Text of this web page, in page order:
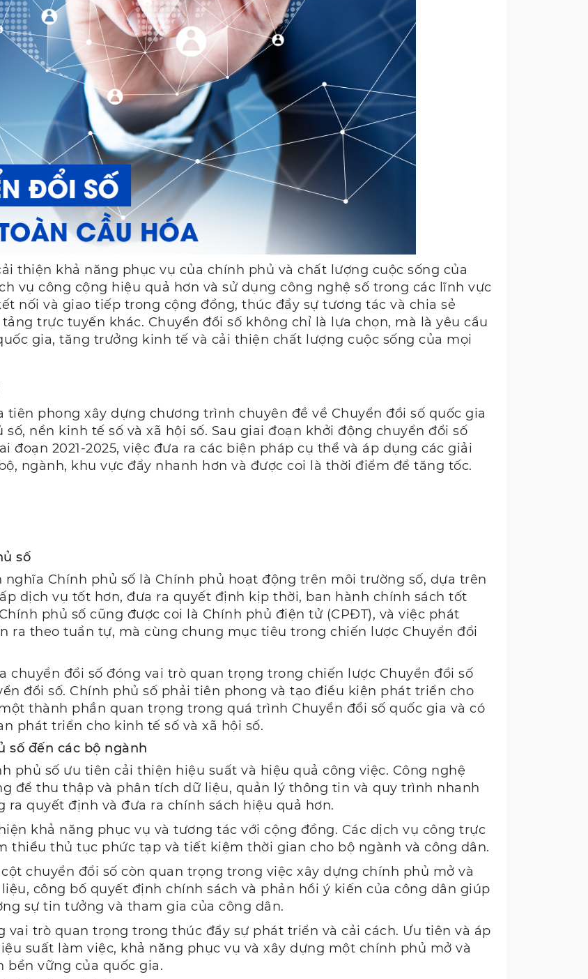
thiện khả năng phục vụ của chính phủ và chất lượng cuộc sống của
vụ công cộng hiệu quả hơn và sử dụng công nghệ số trong các lĩnh vực
nối và giao tiếp trong cộng đồng, thúc đẩy sự tương tác và chia sẻ
trực tuyến khác. Chuyển đổi số không chỉ là lựa chọn, mà là yêu cầu
gia, tăng trưởng kinh tế và cải thiện chất lượng cuộc sống của mọi
phong xây dựng chương trình chuyên đề về Chuyển đổi số quốc gia
nền kinh tế số và xã hội số. Sau giai đoạn khởi động chuyển đổi số
đoạn 2021-2025, việc đưa ra các biện pháp cụ thể và áp dụng các giải
ngành, khu vực đẩy nhanh hơn và được coi là thời điểm để tăng tốc.
số
Chính phủ số là Chính phủ hoạt động trên môi trường số, dựa trên
dịch vụ tốt hơn, đưa ra quyết định kịp thời, ban hành chính sách tốt
phủ số cũng được coi là Chính phủ điện tử (CPĐT), và việc phát
ra theo tuần tự, mà cùng chung mục tiêu trong chiến lược Chuyển đổi
chuyển đổi số đóng vai trò quan trọng trong chiến lược Chuyển đổi số
đổi số. Chính phủ số phải tiên phong và tạo điều kiện phát triển cho
thành phần quan trọng trong quá trình Chuyển đổi số quốc gia và có
phát triển cho kinh tế số và xã hội số.
số đến các bộ ngành
phủ số ưu tiên cải thiện hiệu suất và hiệu quả công việc. Công nghệ
để thu thập và phân tích dữ liệu, quản lý thông tin và quy trình nhanh
quyết định và đưa ra chính sách hiệu quả hơn.
khả năng phục vụ và tương tác với cộng đồng. Các dịch vụ công trực
thiểu thủ tục phức tạp và tiết kiệm thời gian cho bộ ngành và công dân.
chuyển đổi số còn quan trọng trong việc xây dựng chính phủ mở và
công bố quyết định chính sách và phản hồi ý kiến của công dân giúp
sự tin tưởng và tham gia của công dân.
vai trò quan trọng trong thúc đẩy sự phát triển và cải cách. Ưu tiên và áp
suất làm việc, khả năng phục vụ và xây dựng một chính phủ mở và
bền vững của quốc gia.